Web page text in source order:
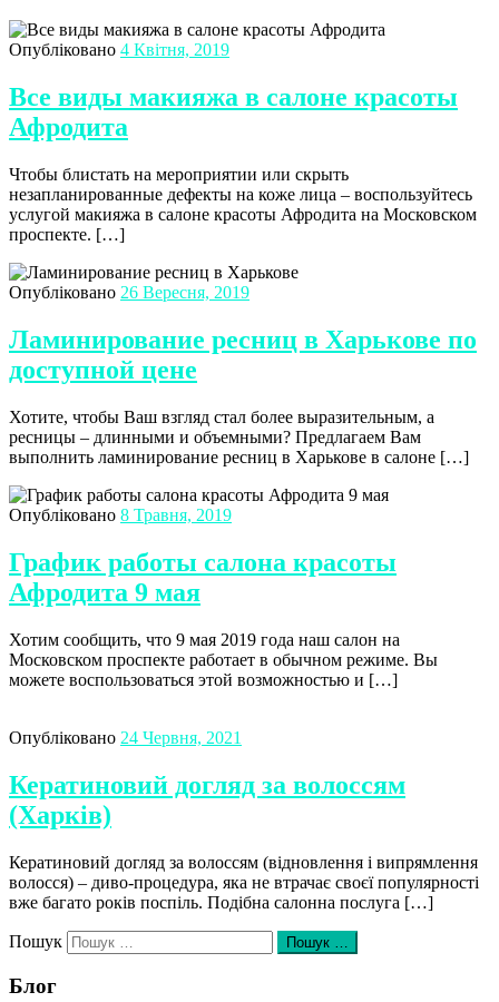
Опубліковано 4 Квітня, 2019
Все виды макияжа в салоне красоты
Афродита
Чтобы блистать на мероприятии или скрыть
незапланированные дефекты на коже лица – воспользуйтесь
услугой макияжа в салоне красоты Афродита на Московском
проспекте. […]
Опубліковано 26 Вересня, 2019
Ламинирование ресниц в Харькове по
доступной цене
Хотите, чтобы Ваш взгляд стал более выразительным, а
ресницы – длинными и объемными? Предлагаем Вам
выполнить ламинирование ресниц в Харькове в салоне […]
Опубліковано 8 Травня, 2019
График работы салона красоты
Афродита 9 мая
Хотим сообщить, что 9 мая 2019 года наш салон на
Московском проспекте работает в обычном режиме. Вы
можете воспользоваться этой возможностью и […]
Опубліковано 24 Червня, 2021
Кератиновий догляд за волоссям
(Харків)
Кератиновий догляд за волоссям (відновлення і випрямлення
волосся) – диво-процедура, яка не втрачає своєї популярності
вже багато років поспіль. Подібна салонна послуга […]
Пошук Пошук …
Блог